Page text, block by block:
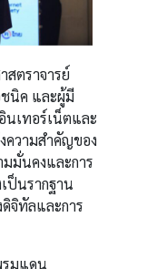
ตราจารย์
ชนิค และผู้มี
เทอร์เน็ตและ
ความสำคัญของ
มั่นคงและการ
ป็นรากฐาน
จิทัลและการ
มแดน